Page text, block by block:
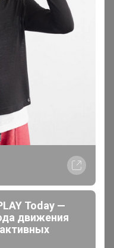
1
Today —
движения